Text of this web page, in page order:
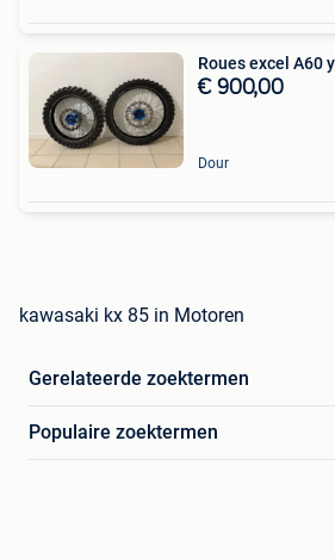
Roues excel A60
€ 900,00
Dour
kawasaki kx 85 in Motoren
Gerelateerde zoektermen
Populaire zoektermen